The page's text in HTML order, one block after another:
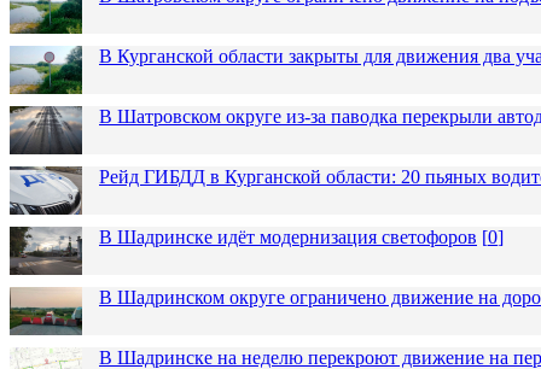
В Курганской области закрыты для движения два
В Шатровском округе из-за паводка перекрыли
Рейд ГИБДД в Курганской области: 20 пьяных
В Шадринске идёт модернизация светофоров [0]
В Шадринском округе ограничено движение на
В Шадринске на неделю перекроют движение на